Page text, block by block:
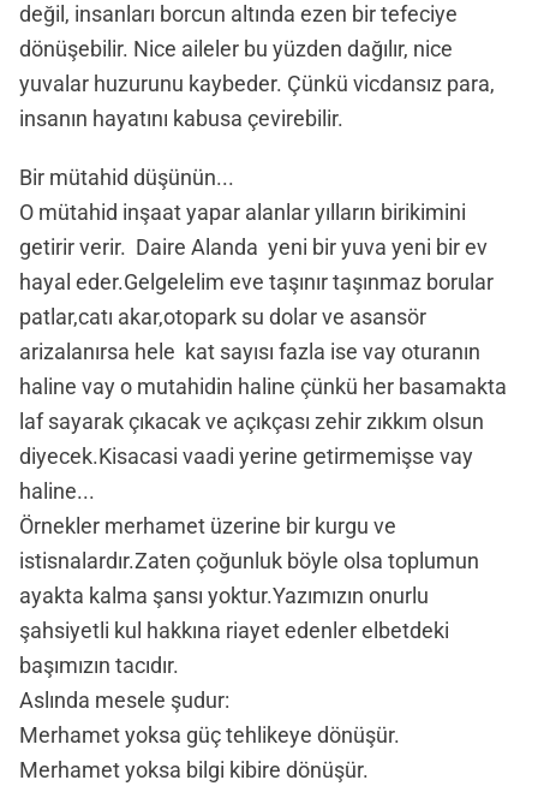
değil, insanları borcun altında ezen bir tefeciye
dönüşebilir. Nice aileler bu yüzden dağılır, nice
yuvalar huzurunu kaybeder. Çünkü vicdansız para,
insanın hayatını kabusa çevirebilir.
Bir mütahid düşünün...
O mütahid inşaat yapar alanlar yılların birikimini
getirir verir. Daire Alanda yeni bir yuva yeni bir ev
hayal eder.Gelgelelim eve taşınır taşınmaz borular
patlar,catı akar,otopark su dolar ve asansör
arizalanırsa hele kat sayısı fazla ise vay oturanın
haline vay o mutahidin haline çünkü her basamakta
laf sayarak çıkacak ve açıkçası zehir zıkkım olsun
diyecek.Kisacasi vaadi yerine getirmemişse vay
haline...
Örnekler merhamet üzerine bir kurgu ve
istisnalardır.Zaten çoğunluk böyle olsa toplumun
ayakta kalma şansı yoktur.Yazımızın onurlu
şahsiyetli kul hakkına riayet edenler elbetdeki
başımızın tacıdır.
Aslında mesele şudur:
Merhamet yoksa güç tehlikeye dönüşür.
Merhamet yoksa bilgi kibire dönüşür.